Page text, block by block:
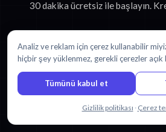
30 dakika ücretsiz ile başlayın.
Ücretsiz çevirmeye
Fiyatlandırmayı
Analiz ve reklam için çerez kullanabilir
hiçbir şey yüklenmez, gerekli çerezler açık
Tümünü kabul et
Gizlilik politikası · Çerez